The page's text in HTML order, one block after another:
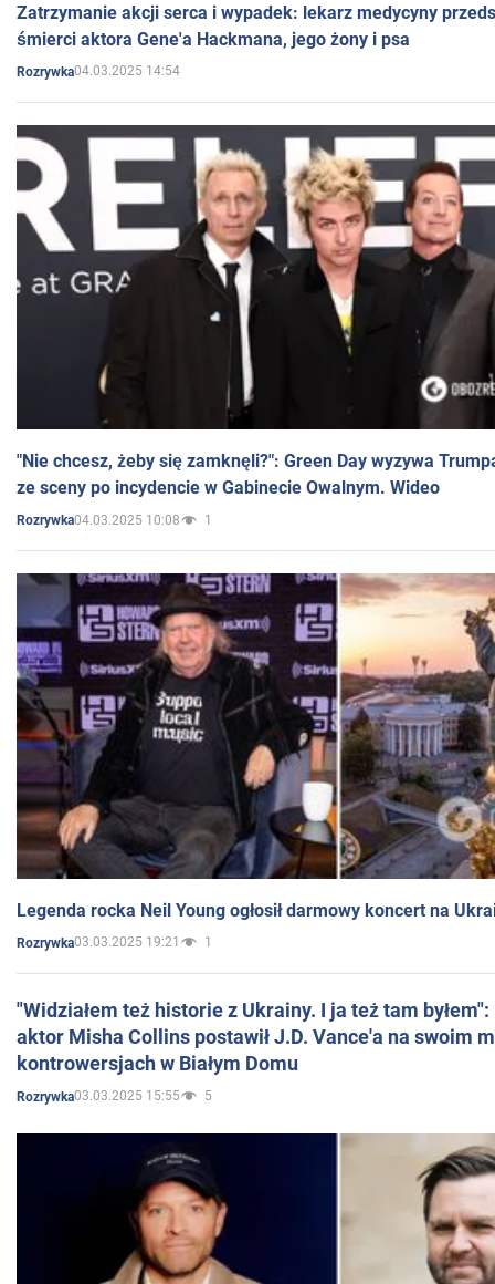
Zatrzymanie akcji serca i wypadek: lekarz medycyny
śmierci aktora Gene'a Hackmana, jego żony i psa
Rozrywka04.03.2025 14:54
"Nie chcesz, żeby się zamknęli?": Green Day wyzywa
ze sceny po incydencie w Gabinecie Owalnym. Wideo
Rozrywka04.03.2025 10:08 1
Legenda rocka Neil Young ogłosił darmowy koncert na
Rozrywka03.03.2025 19:21 1
"Widziałem też historie z Ukrainy. I ja też tam
aktor Misha Collins postawił J.D. Vance'a na swoim
kontrowersjach w Białym Domu
Rozrywka03.03.2025 15:55 5